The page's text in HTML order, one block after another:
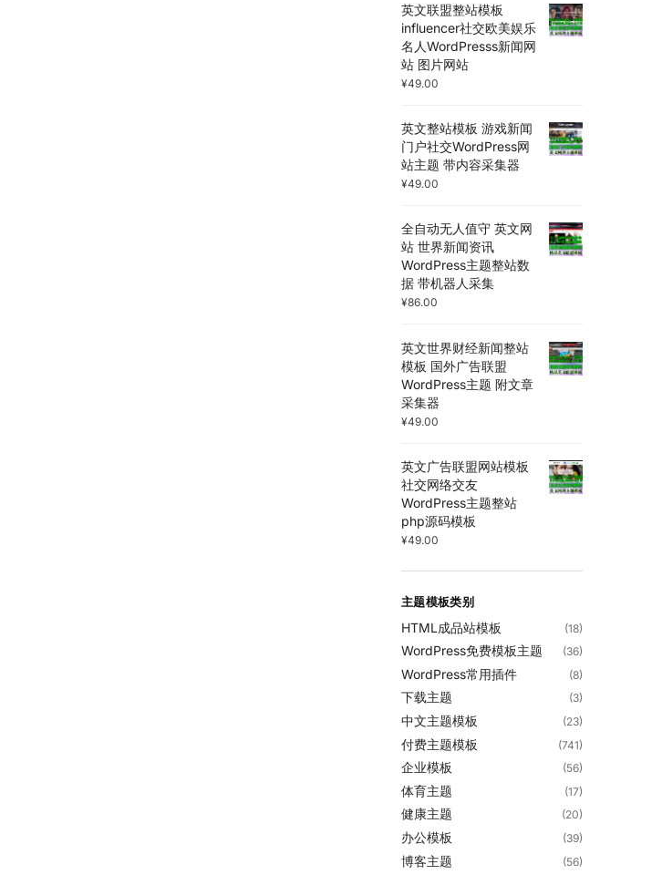
英文联盟整站模板
influencer社交欧美娱乐
名人WordPresss新闻网
站 图片网站
¥49.00
英文整站模板 游戏新闻
门户社交WordPress网
站主题 带内容采集器
¥49.00
全自动无人值守 英文网
站 世界新闻资讯
WordPress主题整站数
据 带机器人采集
¥86.00
英文世界财经新闻整站
模板 国外广告联盟
WordPress主题 附文章
采集器
¥49.00
英文广告联盟网站模板
社交网络交友
WordPress主题整站
php源码模板
¥49.00
主题模板类别
HTML成品站模板 (18)
WordPress免费模板主题 (36)
WordPress常用插件 (8)
下载主题 (3)
中文主题模板 (23)
付费主题模板 (741)
企业模板 (56)
体育主题 (17)
健康主题 (20)
办公模板 (39)
博客主题 (56)